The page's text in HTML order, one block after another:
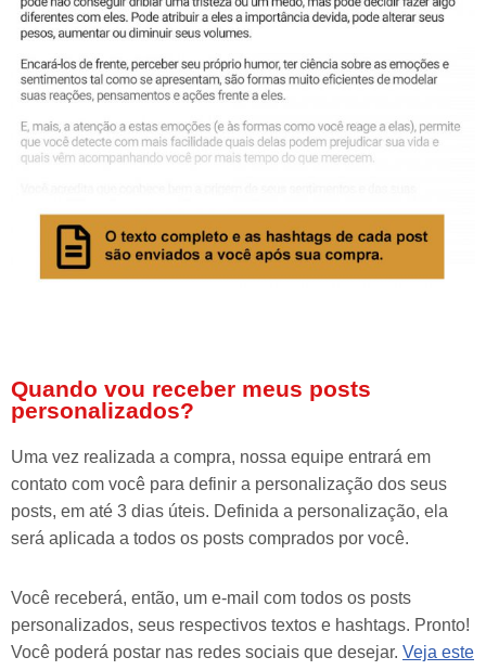
Quando vou receber meus posts
personalizados?
Uma vez realizada a compra, nossa equipe entrará em
contato com você para definir a personalização dos seus
posts, em até 3 dias úteis. Definida a personalização, ela
será aplicada a todos os posts comprados por você.
Você receberá, então, um e-mail com todos os posts
personalizados, seus respectivos textos e hashtags. Pronto!
Você poderá postar nas redes sociais que desejar. Veja este